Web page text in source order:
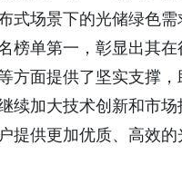
式场景下的光储绿色需
榜单第一，彰显出其
方面提供了坚实支撑
续加大技术创新和市
提供更加优质、高效